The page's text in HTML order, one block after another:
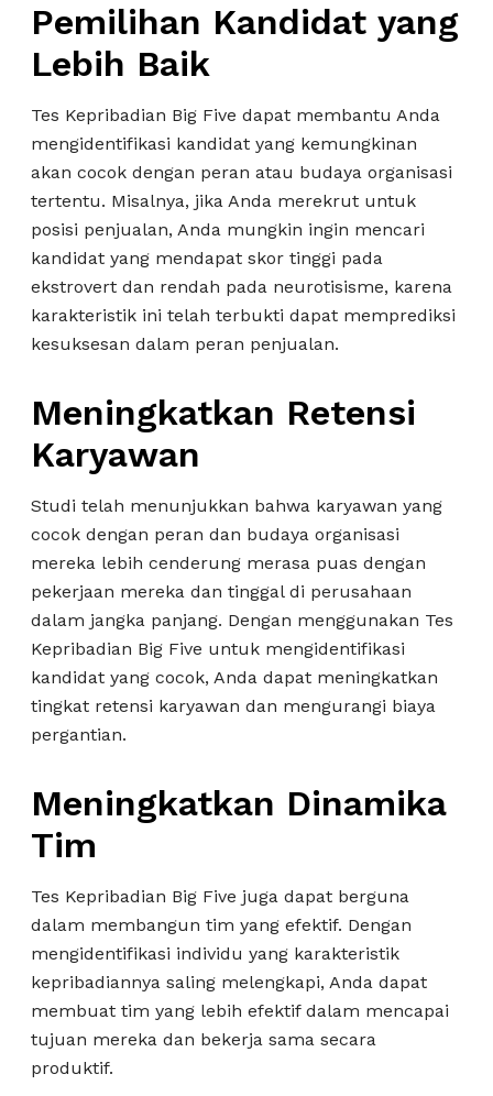
Pemilihan Kandidat yang
Lebih Baik
Tes Kepribadian Big Five dapat membantu Anda
mengidentifikasi kandidat yang kemungkinan
akan cocok dengan peran atau budaya organisasi
tertentu. Misalnya, jika Anda merekrut untuk
posisi penjualan, Anda mungkin ingin mencari
kandidat yang mendapat skor tinggi pada
ekstrovert dan rendah pada neurotisisme, karena
karakteristik ini telah terbukti dapat memprediksi
kesuksesan dalam peran penjualan.
Meningkatkan Retensi
Karyawan
Studi telah menunjukkan bahwa karyawan yang
cocok dengan peran dan budaya organisasi
mereka lebih cenderung merasa puas dengan
pekerjaan mereka dan tinggal di perusahaan
dalam jangka panjang. Dengan menggunakan Tes
Kepribadian Big Five untuk mengidentifikasi
kandidat yang cocok, Anda dapat meningkatkan
tingkat retensi karyawan dan mengurangi biaya
pergantian.
Meningkatkan Dinamika
Tim
Tes Kepribadian Big Five juga dapat berguna
dalam membangun tim yang efektif. Dengan
mengidentifikasi individu yang karakteristik
kepribadiannya saling melengkapi, Anda dapat
membuat tim yang lebih efektif dalam mencapai
tujuan mereka dan bekerja sama secara
produktif.